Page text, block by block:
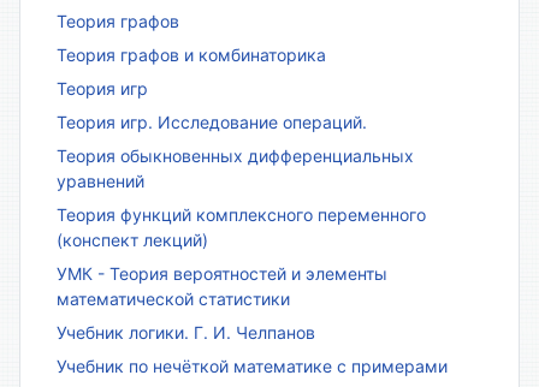
Теория графов
Теория графов и комбинаторика
Теория игр
Теория игр. Исследование операций.
Теория обыкновенных дифференциальных
уравнений
Теория функций комплексного переменного
(конспект лекций)
УМК - Теория вероятностей и элементы
математической статистики
Учебник логики. Г. И. Челпанов
Учебник по нечёткой математике с примерами